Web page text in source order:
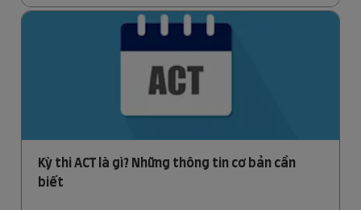
Kỳ thi ACT là gì? Những thông tin cơ bản cần
biết